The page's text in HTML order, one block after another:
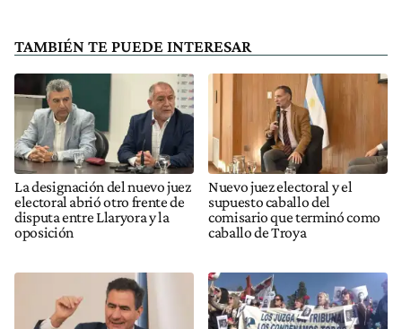
TAMBIÉN TE PUEDE INTERESAR
La designación del nuevo juez
electoral abrió otro frente de
disputa entre Llaryora y la
oposición
Nuevo juez electoral y el
supuesto caballo del
comisario que terminó como
caballo de Troya